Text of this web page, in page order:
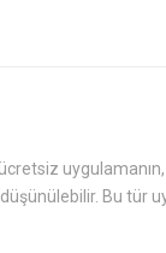
Bu tür